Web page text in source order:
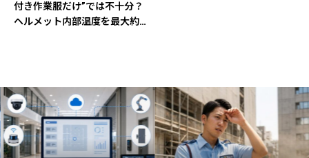
付き作業服だけ”では不十分？
ヘルメット内部温度を最大約